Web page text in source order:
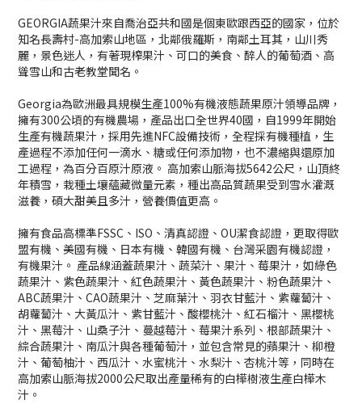
GEORGIA蔬果汁來自喬治亞共和國是個東歐跟西亞的國家，位於
知名長壽村-高加索山地區，北鄰俄羅斯，南鄰土耳其，山川秀
麗，景色迷人，有著現榨果汁、可口的美食、醉人的葡萄酒、高
聳雪山和古老教堂聞名。
Georgia為歐洲最具規模生產100%有機液態蔬果原汁領導品牌，
擁有300公頃的有機農場，產品出口全世界40國，自1999年開始
生產有機蔬果汁，採用先進NFC設備技術，全程採有機種植，生
產過程不添加任何一滴水、糖或任何添加物，也不濃縮與還原加
工過程，為百分百原汁原液。 高加索山脈海拔5642公尺，山頂終
年積雪，栽種土壤蘊藏微量元素，種出高品質蔬果受到雪水灌溉
滋養，碩大甜美且多汁，營養價值更高。
擁有食品高標準FSSC、ISO、清真認證、OU潔食認證，更取得歐
盟有機、美國有機、日本有機、韓國有機、台灣采園有機認證，
有機果汁。 產品線涵蓋蔬果汁、蔬菜汁、果汁、莓果汁，如綠色
蔬果汁、紫色蔬果汁、紅色蔬果汁、黃色蔬果汁、粉色蔬果汁、
ABC蔬果汁、CAO蔬果汁、芝麻葉汁、羽衣甘藍汁、紫蘿蔔汁、
胡蘿蔔汁、大黃瓜汁、紫甘藍汁、酸櫻桃汁、紅石榴汁、黑櫻桃
汁、黑莓汁、山桑子汁、蔓越莓汁、莓果汁系列、根部蔬果汁、
綜合蔬果汁、南瓜汁與各種葡萄汁，並包含常見的蘋果汁、柳橙
汁、葡萄柚汁、西瓜汁、水蜜桃汁、水梨汁、杏桃汁等，同時在
高加索山脈海拔2000公尺取出產量稀有的白樺樹液生產白樺木
汁。